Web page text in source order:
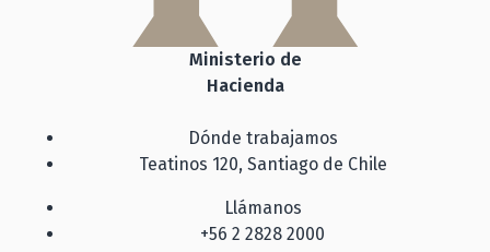
Ministerio de
Hacienda
Dónde trabajamos
Teatinos 120, Santiago de Chile
Llámanos
+56 2 2828 2000